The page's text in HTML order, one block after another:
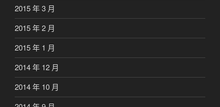
2015 年 3 月
2015 年 2 月
2015 年 1 月
2014 年 12 月
2014 年 10 月